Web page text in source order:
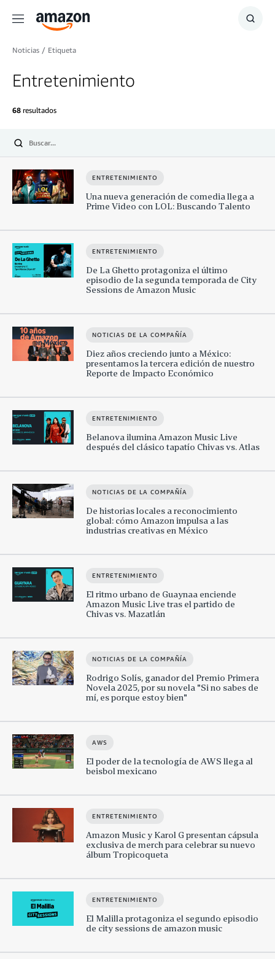
Menú
Noticias / Etiqueta
Entretenimiento
68 resultados
Enviar
búsqueda
ENTRETENIMIENTO
Una nueva generación de comedia llega a
Prime Video con LOL: Buscando Talento
ENTRETENIMIENTO
De La Ghetto protagoniza el último
episodio de la segunda temporada de City
Sessions de Amazon Music
NOTICIAS DE LA COMPAÑÍA
Diez años creciendo junto a México:
presentamos la tercera edición de nuestro
Reporte de Impacto Económico
ENTRETENIMIENTO
Belanova ilumina Amazon Music Live
después del clásico tapatío Chivas vs. Atlas
NOTICIAS DE LA COMPAÑÍA
De historias locales a reconocimiento
global: cómo Amazon impulsa a las
industrias creativas en México
ENTRETENIMIENTO
El ritmo urbano de Guaynaa enciende
Amazon Music Live tras el partido de
Chivas vs. Mazatlán
NOTICIAS DE LA COMPAÑÍA
Rodrigo Solís, ganador del Premio Primera
Novela 2025, por su novela "Si no sabes de
mí, es porque estoy bien"
AWS
El poder de la tecnología de AWS llega al
beisbol mexicano
ENTRETENIMIENTO
Amazon Music y Karol G presentan cápsula
exclusiva de merch para celebrar su nuevo
álbum Tropicoqueta
ENTRETENIMIENTO
El Malilla protagoniza el segundo episodio
de city sessions de amazon music